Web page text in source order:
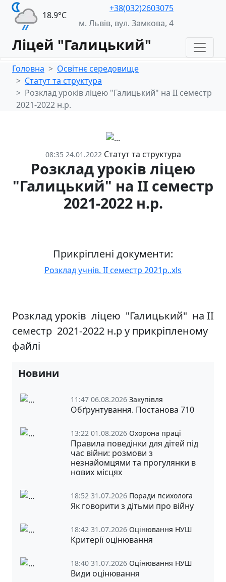
18.9°С
+38(032)2603075
м. Львів, вул. Замкова, 4
Ліцей "Галицький"
Головна
Освітнє середовище
Статут та структура
Розклад уроків ліцею "Галицький" на ІІ семестр
2021-2022 н.р.
08:35 24.01.2022 Статут та структура
Розклад уроків ліцею
"Галицький" на ІІ семестр
2021-2022 н.р.
Прикріплені документи:
Розклад учнів. ІІ семестр 2021р..xls
Розклад уроків ліцею "Галицький" на ІІ
семестр 2021-2022 н.р у прикріпленому
файлі
Новини
11:47 06.08.2026 Закупівля
Обґрунтування. Постанова 710
13:22 01.08.2026 Охорона праці
Правила поведінки для дітей під
час війни: розмови з
незнайомцями та прогулянки в
нових місцях
18:52 31.07.2026 Поради психолога
Як говорити з дітьми про війну
18:42 31.07.2026 Оцінювання НУШ
Критерії оцінювання
18:40 31.07.2026 Оцінювання НУШ
Види оцінювання